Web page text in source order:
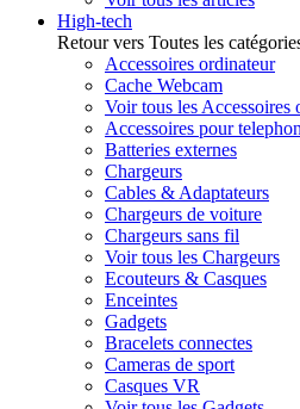
High-tech
Retour vers Toutes les
Accessoires ordinateur
Cache Webcam
Voir tous les Accessoires
Accessoires pour
Batteries externes
Chargeurs
Cables & Adaptateurs
Chargeurs de voiture
Chargeurs sans fil
Voir tous les Chargeurs
Ecouteurs & Casques
Enceintes
Gadgets
Bracelets connectes
Cameras de sport
Casques VR